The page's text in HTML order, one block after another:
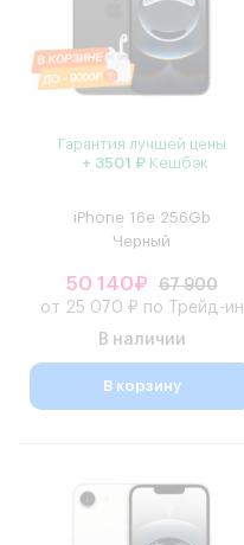
Гарантия лучшей цены
+ 3501 ₽Кешбэк
iPhone 16e 256Gb
Черный
50 140₽
67 900
от 25 070 ₽ по Трейд-ин
В наличии
В корзину